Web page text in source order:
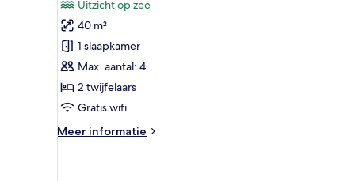
Non-
Smoking
voor
Universal
Twin
Non-
Smoking
laden
Uitzicht op zee
40 m²
1 slaapkamer
Max. aantal: 4
2 twijfelaars
Gratis wifi
Meer informatie
Meer